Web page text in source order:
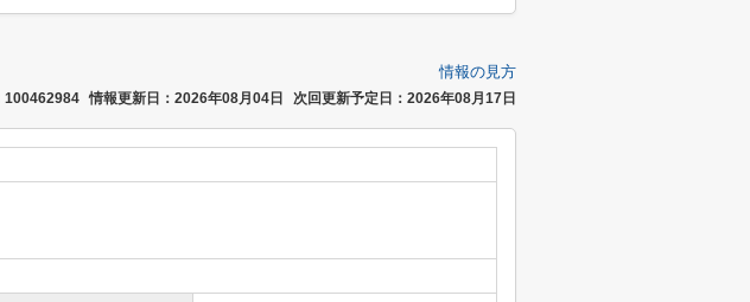
情報の見方
100462984 情報更新日：2026年08月04日 次回更新予定日：2026年08月17日